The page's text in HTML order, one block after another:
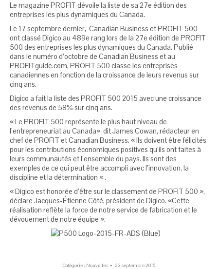
Le magazine PROFIT dévoile la liste de sa 27e édition des
entreprises les plus dynamiques du Canada.
Le 17 septembre dernier, Canadian Business et PROFIT 500
ont classé Digico au 489e rang lors de la 27e édition de PROFIT
500 des entreprises les plus dynamiques du Canada. Publié
dans le numéro d’octobre de Canadian Business et au
PROFITguide.com, PROFIT 500 classe les entreprises
canadiennes en fonction de la croissance de leurs revenus sur
cinq ans.
Digico a fait la liste des PROFIT 500 2015 avec une croissance
des revenus de 58% sur cinq ans.
« Le PROFIT 500 représente le plus haut niveau de
l’entrepreneuriat au Canada», dit James Cowan, rédacteur en
chef de PROFIT et Canadian Business. « Ils doivent être félicités
pour les contributions économiques positives qu’ils ont faites à
leurs communautés et l’ensemble du pays. Ils sont des
exemples de ce qui peut être accompli avec l’innovation, la
discipline et la détermination « .
« Digico est honorée d’être sur le classement de PROFIT 500 »,
déclare Jacques-Étienne Côté, président de Digico. «Cette
réalisation reflète la force de notre service de fabrication et le
dévouement de notre équipe ».
Catégorie : Nouvelles 23 septembre 2015